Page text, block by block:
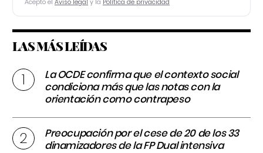
Acepto el Aviso legal y la Política de privacidad
LAS MÁS LEÍDAS
La OCDE confirma que el contexto social
condiciona más que las notas con la
orientación como contrapeso
Preocupación por el cese de 20 de los 33
dinamizadores de la FP Dual intensiva